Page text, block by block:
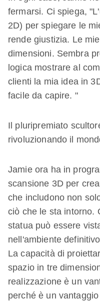
fermarsi. Ci spiega,
2D) per spiegare le
rende giustizia. Le
dimensioni. Sembra
logica mostrare al
clienti la mia idea in
facile da capire. "
Il pluripremiato
rivoluzionando il
Jamie ora ha in
scansione 3D per
che includono non
ciò che le sta intorno.
statua può essere
nell'ambiente
La capacità di
spazio in tre
realizzazione è un
perché è un